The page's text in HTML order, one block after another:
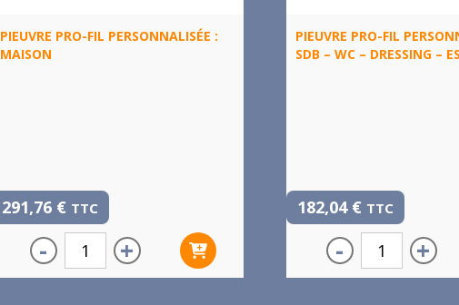
PIEUVRE PRO-FIL PERSONNALISÉE :
MAISON
291,76 € TTC
- +
PIEUVRE PRO-FIL
SDB – WC – DRESSING –
182,04 € TTC
- +